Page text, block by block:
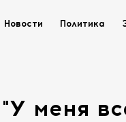
Новости Политика
меня